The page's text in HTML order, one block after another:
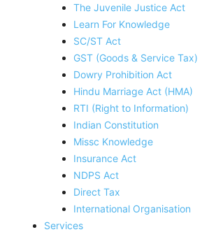
The Juvenile Justice Act
Learn For Knowledge
SC/ST Act
GST (Goods & Service Tax)
Dowry Prohibition Act
Hindu Marriage Act (HMA)
RTI (Right to Information)
Indian Constitution
Missc Knowledge
Insurance Act
NDPS Act
Direct Tax
International Organisation
Services